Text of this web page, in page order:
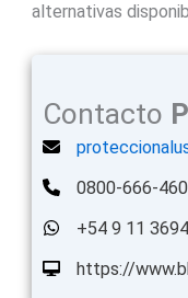
alternativas
Contacto
0800-666-
+54 9 11
https://